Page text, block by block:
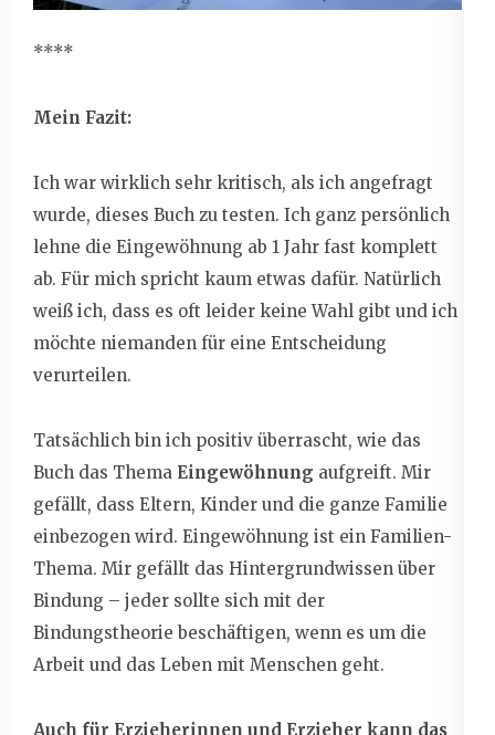
****
Mein Fazit:
Ich war wirklich sehr kritisch, als ich angefragt
wurde, dieses Buch zu testen. Ich ganz persönlich
lehne die Eingewöhnung ab 1 Jahr fast komplett
ab. Für mich spricht kaum etwas dafür. Natürlich
weiß ich, dass es oft leider keine Wahl gibt und ich
möchte niemanden für eine Entscheidung
verurteilen.
Tatsächlich bin ich positiv überrascht, wie das
Buch das Thema Eingewöhnung aufgreift. Mir
gefällt, dass Eltern, Kinder und die ganze Familie
einbezogen wird. Eingewöhnung ist ein Familien-
Thema. Mir gefällt das Hintergrundwissen über
Bindung – jeder sollte sich mit der
Bindungstheorie beschäftigen, wenn es um die
Arbeit und das Leben mit Menschen geht.
Auch für Erzieherinnen und Erzieher kann das